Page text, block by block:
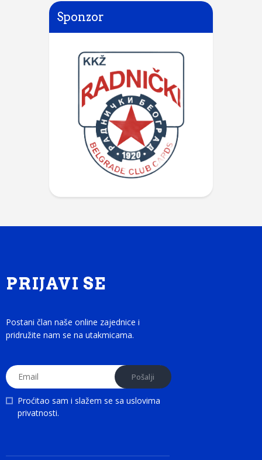
Sponzor
PRIJAVI SE
Postani član naše online zajednice i
pridružite nam se na utakmicama.
Proćitao sam i slažem se sa uslovima
privatnosti.